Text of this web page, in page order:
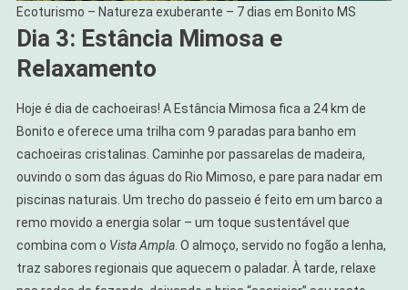
Ecoturismo – Natureza exuberante – 7 dias em Bonito MS
Dia 3: Estância Mimosa e
Relaxamento
Hoje é dia de cachoeiras! A Estância Mimosa fica a 24 km de
Bonito e oferece uma trilha com 9 paradas para banho em
cachoeiras cristalinas. Caminhe por passarelas de madeira,
ouvindo o som das águas do Rio Mimoso, e pare para nadar em
piscinas naturais. Um trecho do passeio é feito em um barco a
remo movido a energia solar – um toque sustentável que
combina com o Vista Ampla. O almoço, servido no fogão a lenha,
traz sabores regionais que aquecem o paladar. À tarde, relaxe